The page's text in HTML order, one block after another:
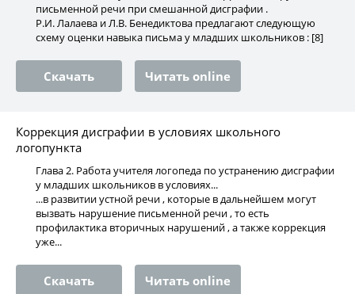
письменной речи при смешанной дисграфии .
Р.И. Лалаева и Л.В. Бенедиктова предлагают следующую
схему оценки навыка письма у младших школьников : [8]
Скачать Читать online
Коррекция дисграфии в условиях школьного
логопункта
Глава 2. Работа учителя логопеда по устранению дисграфии
у младших школьников в условиях...
...в развитии устной речи , которые в дальнейшем могут
вызвать нарушение письменной речи , то есть
профилактика вторичных нарушений , а также коррекция
уже...
Скачать Читать online